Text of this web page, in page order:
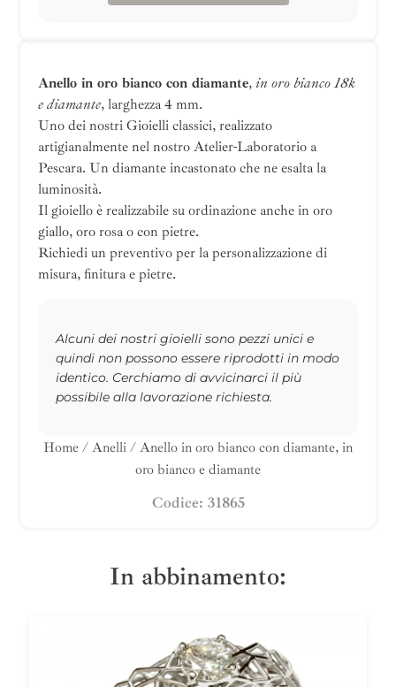
Anello in oro bianco con diamante, in oro bianco 18k
e diamante, larghezza 4 mm.
Uno dei nostri Gioielli classici, realizzato
artigianalmente nel nostro Atelier-Laboratorio a
Pescara. Un diamante incastonato che ne esalta la
luminosità.
Il gioiello è realizzabile su ordinazione anche in oro
giallo, oro rosa o con pietre.
Richiedi un preventivo per la personalizzazione di
misura, finitura e pietre.
Alcuni dei nostri gioielli sono pezzi unici e
quindi non possono essere riprodotti in modo
identico. Cerchiamo di avvicinarci il più
possibile alla lavorazione richiesta.
Home / Anelli / Anello in oro bianco con diamante, in
oro bianco e diamante
Codice: 31865
In abbinamento: